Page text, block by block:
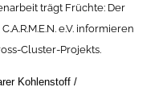
trägt Früchte: Der
e.V. informieren
Cluster-Projekts.
Kohlenstoff /